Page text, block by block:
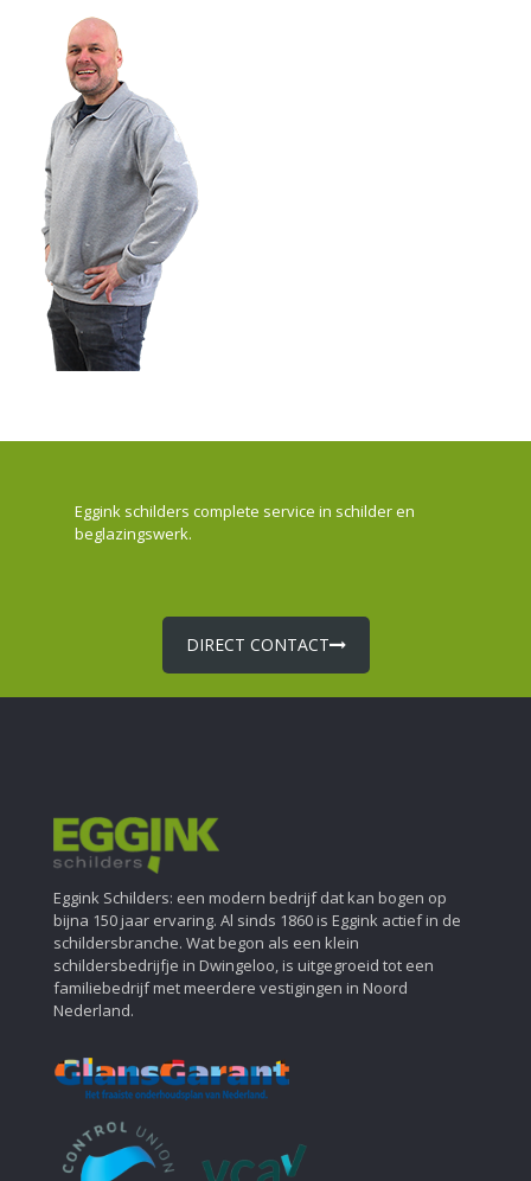
Eggink schilders complete service in schilder en
beglazingswerk.
DIRECT CONTACT
Eggink Schilders: een modern bedrijf dat kan bogen op
bijna 150 jaar ervaring. Al sinds 1860 is Eggink actief in de
schildersbranche. Wat begon als een klein
schildersbedrijfje in Dwingeloo, is uitgegroeid tot een
familiebedrijf met meerdere vestigingen in Noord
Nederland.